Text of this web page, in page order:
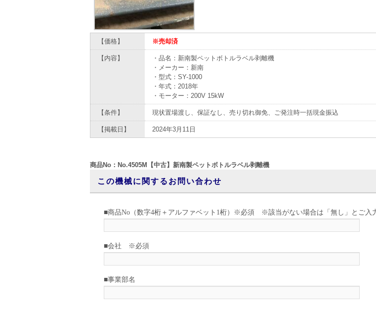
【価格】 ※売却済
【内容】
・品名：新南製ペットボトルラベル剥離機
・メーカー：新南
・型式：SY-1000
・年式：2018年
・モーター：200V 15kW
【条件】 現状置場渡し、保証なし、売り切れ御免、ご発注時一括現金振込
【掲載日】 2024年3月11日
商品No：No.4505M【中古】新南製ペットボトルラベル剥離機
この機械に関するお問い合わせ